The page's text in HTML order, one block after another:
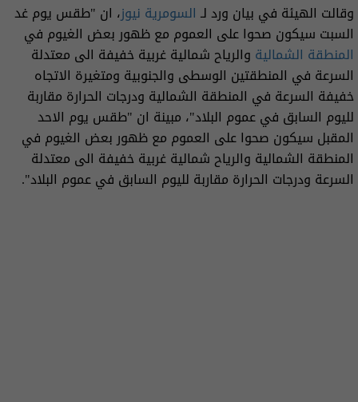
وقالت الهيئة في بيان ورد لـ السومرية نيوز، ان "طقس يوم غد
السبت سيكون صحوا على العموم مع ظهور بعض الغيوم في
المنطقة الشمالية والرياح شمالية غربية خفيفة الى معتدلة
السرعة في المنطقتين الوسطى والجنوبية ومتغيرة الاتجاه
خفيفة السرعة في المنطقة الشمالية ودرجات الحرارة مقاربة
لليوم السابق في عموم البلاد"، مبينة ان "طقس يوم الاحد
المقبل سيكون صحوا على العموم مع ظهور بعض الغيوم في
المنطقة الشمالية والرياح شمالية غربية خفيفة الى معتدلة
السرعة ودرجات الحرارة مقاربة لليوم السابق في عموم البلاد".